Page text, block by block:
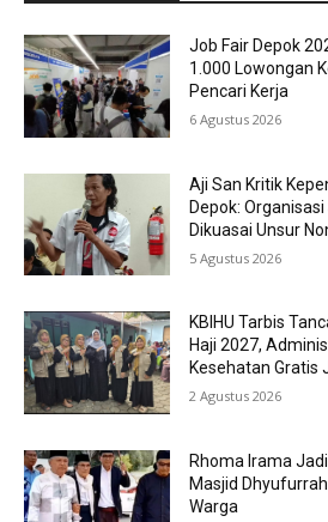
Job Fair Depok
1.000 Lowongan
Pencari Kerja
6 Agustus 2026
Aji San Kritik
Depok:
Dikuasai Unsur
5 Agustus 2026
KBIHU Tarbis
Haji 2027,
Kesehatan Gratis
2 Agustus 2026
Rhoma Irama
Masjid
Warga